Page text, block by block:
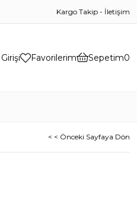
Kargo Takip - İletişim
Favorilerim Sepetim0
< < Önceki Sayfaya Dön